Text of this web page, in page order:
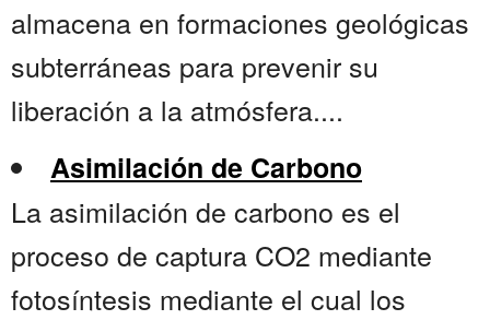
almacena en formaciones geológicas
subterráneas para prevenir su
liberación a la atmósfera....
Asimilación de Carbono
La asimilación de carbono es el
proceso de captura CO2 mediante
fotosíntesis mediante el cual los